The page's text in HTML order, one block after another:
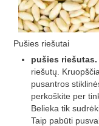
Pušies riešutai
pušies riešutas.
riešutų.
pusantros
perkoškite per
Belieka tik
Taip pabūti